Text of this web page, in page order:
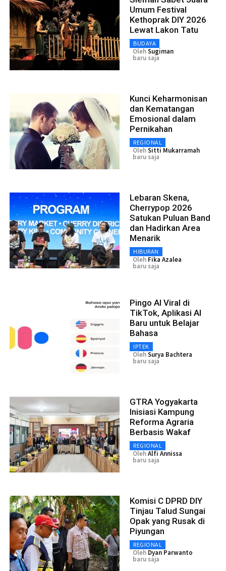
Umum Festival
Kethoprak DIY 2026
Lewat Lakon Tatu
BUDAYA
OlehSugiman
baru saja
Kunci Keharmonisan
dan Kematangan
Emosional dalam
Pernikahan
REGIONAL
OlehSitti Mukarramah
baru saja
Lebaran Skena,
Cherrypop 2026
Satukan Puluan Band
dan Hadirkan Area
Menarik
HIBURAN
Oleh Fika Azalea
baru saja
Pingo AI Viral di
TikTok, Aplikasi AI
Baru untuk Belajar
Bahasa
IPTEK
OlehSurya Bachtera
baru saja
GTRA Yogyakarta
Inisiasi Kampung
Reforma Agraria
Berbasis Wakaf
REGIONAL
OlehAlfi Annissa
baru saja
Komisi C DPRD DIY
Tinjau Talud Sungai
Opak yang Rusak di
Piyungan
REGIONAL
Oleh Dyan Parwanto
baru saja